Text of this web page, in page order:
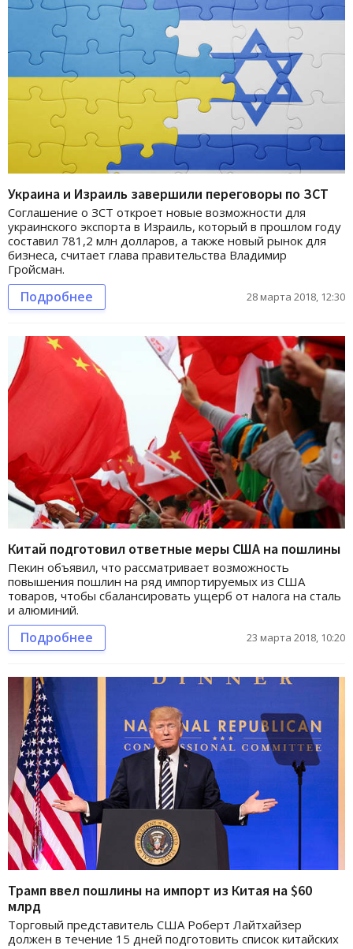
Украина и Израиль завершили переговоры по ЗСТ
Соглашение о ЗСТ откроет новые возможности для
украинского экспорта в Израиль, который в прошлом году
составил 781,2 млн долларов, а также новый рынок для
бизнеса, считает глава правительства Владимир
Гройсман.
Подробнее 28 марта 2018, 12:30
Китай подготовил ответные меры США на пошлины
Пекин объявил, что рассматривает возможность
повышения пошлин на ряд импортируемых из США
товаров, чтобы сбалансировать ущерб от налога на сталь
и алюминий.
Подробнее 23 марта 2018, 10:20
Трамп ввел пошлины на импорт из Китая на $60
млрд
Торговый представитель США Роберт Лайтхайзер
должен в течение 15 дней подготовить список китайских